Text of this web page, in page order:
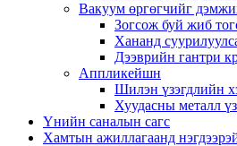
Вакуум өргөгчийг
Зогсож буй жиб
Хананд
Дээврийн гантри
Аппликейшн
Шилэн үзэгдлийн
Хуудасны металл
Үнийн саналын сагс
Хамтын ажиллагаанд